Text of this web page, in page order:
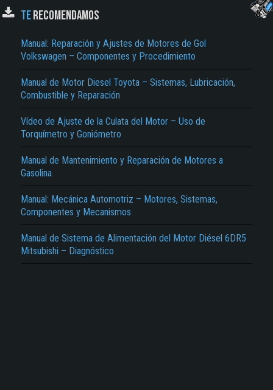
Especificaciones, Funcionamiento, Bomba Inyectora, Reparaciones, Instalación,
Controles, Comprobación del Comienzo de Inyección de la Bomba, Control DLE
Desarmado del Inyector, Mantenimiento, Plan D Mantenimiento, Preventivo Gol,
Compartimiento Motor, Instrumentos y Controles, Gol GL con Aire Acondicionado,
Gol GL sin Aire Acondicionado, Esquemas de Circuitos Eléctricos, Inyección
Electrónica CFI, Inyección Electrónica EFI, Interruptor de las Luces…
TERECOMENDAMOS
Manual: Reparación y Ajustes de Motores de Gol
Volkswagen – Componentes y Procedimiento
Manual de Motor Diesel Toyota – Sistemas, Lubricación,
Combustible y Reparación
Vídeo de Ajuste de la Culata del Motor – Uso de
Torquímetro y Goniómetro
Manual de Mantenimiento y Reparación de Motores a
Gasolina
Manual: Mecánica Automotriz – Motores, Sistemas,
Componentes y Mecanismos
Manual de Sistema de Alimentación del Motor Diésel 6DR5
Mitsubishi – Diagnóstico
El Título es incorrecto según el contenido.
Reportar otro tipo de error...